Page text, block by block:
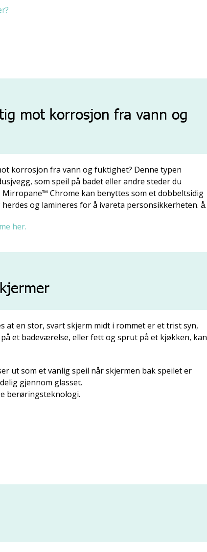
mot korrosjon fra vann og
korrosjon fra vann og fuktighet? Denne typen
som speil på badet eller andre steder du
Chrome kan benyttes som et dobbeltsidig
og lamineres for å ivareta personsikkerheten. å.
her.
at en stor, svart skjerm midt i rommet er et trist syn,
et badeværelse, eller fett og sprut på et kjøkken, kan
ut som et vanlig speil når skjermen bak speilet er
gjennom glasset.
berøringsteknologi.